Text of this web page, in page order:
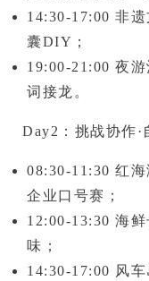
14:30-17:00 非遗
囊DIY；
19:00-21:00 夜
词接龙。
Day2：挑战协作·
08:30-11:30 红海
企业口号赛；
12:00-13:30 海
味 ；
14:30-17:00 风